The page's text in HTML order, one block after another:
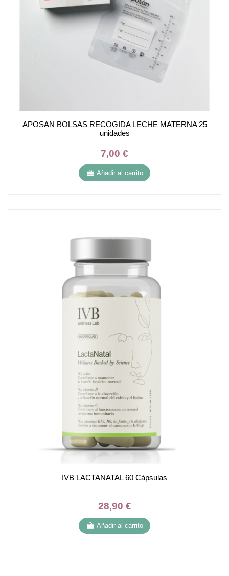
APOSAN BOLSAS RECOGIDA LECHE MATERNA 25
unidades
7,00 €
Añadir al carrito
IVB LACTANATAL 60 Cápsulas
28,90 €
Añadir al carrito